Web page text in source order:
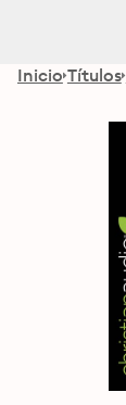
Inicio Títulos